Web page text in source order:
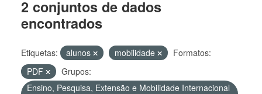
2 conjuntos de dados
encontrados
Etiquetas: alunos mobilidade
Formatos:
PDF
Grupos:
Ensino, Pesquisa, Extensão e Mobilidade Internacional